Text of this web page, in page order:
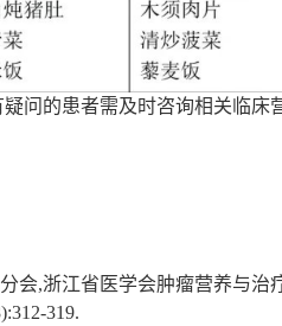
问的患者需及时咨询相关临床
会,浙江省医学会肿瘤营养与治
319.